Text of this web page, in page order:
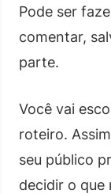
Pode ser
comentar,
parte.
Você vai
roteiro.
seu público
decidir o que